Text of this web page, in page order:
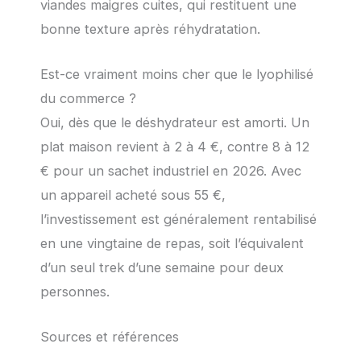
viandes maigres cuites, qui restituent une
bonne texture après réhydratation.
Est-ce vraiment moins cher que le lyophilisé
du commerce ?
Oui, dès que le déshydrateur est amorti. Un
plat maison revient à 2 à 4 €, contre 8 à 12
€ pour un sachet industriel en 2026. Avec
un appareil acheté sous 55 €,
l’investissement est généralement rentabilisé
en une vingtaine de repas, soit l’équivalent
d’un seul trek d’une semaine pour deux
personnes.
Sources et références